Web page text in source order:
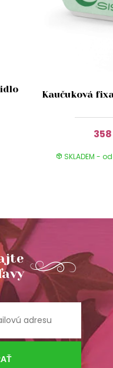
Kaučuková
SKLADEM -